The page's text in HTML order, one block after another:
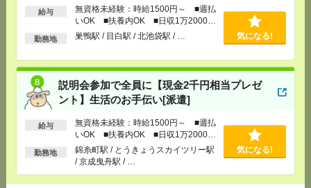
給与
無資格未経験：時給1500円～ ■週払
いOK ■扶養内OK ■日収1万2000円
以上
勤務地 巣鴨駅 / 目白駅 / 北池袋駅 / … 気になる!
説明会参加で全員に【現金2千円相当プレゼ
ント】生活のお手伝い[派遣]
給与
無資格未経験：時給1500円～ ■週払
いOK ■扶養内OK ■日収1万2000円
以上
勤務地
錦糸町駅 / とうきょうスカイツリー駅
/ 京成曳舟駅 / …
気になる!
無資格未経験：時給1500円～ ■週払い
OK ■扶養内OK ■日収1万2000円以上
[交通費] 交通費全額支給
[勤務地]錦糸町駅/とうきょうスカイツリー駅/京
成曳舟駅/…
【在宅勤務OK】時給3000円！10～16時＊残業ほぼな
し▼新日本橋で一般事務[派遣]
[給 与] 時給3000円 月収例 30万円 時給3000円×
実働5h×週5日×4週 ※月収例を保証するものではあ
りません。※給与即受取りサービス利用可（利用条